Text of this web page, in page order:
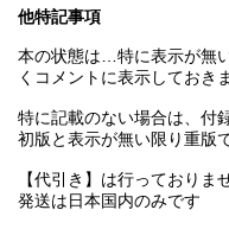
他特記事項
本の状態は…特に表示が無
くコメントに表示しておき
特に記載のない場合は、付
初版と表示が無い限り重版
【代引き】は行っておりま
発送は日本国内のみです